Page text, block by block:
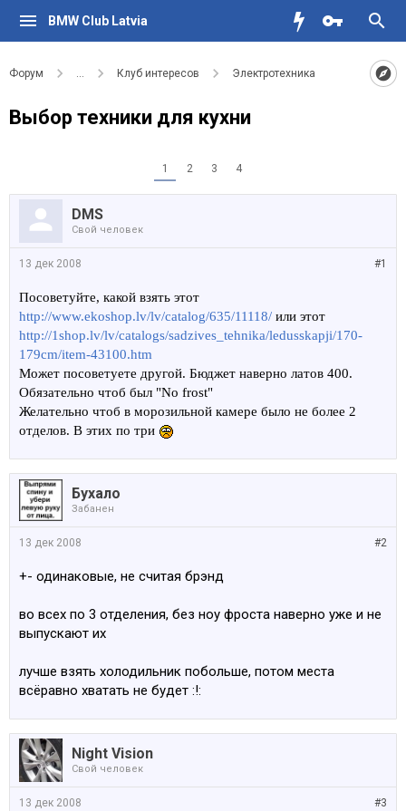
BMW Club Latvia
Форум ... Клуб интересов Электротехника
Выбор техники для кухни
1 2 3 4
DMS
Свой человек
#1
13 дек 2008
Посоветуйте, какой взять этот
http://www.ekoshop.lv/lv/catalog/635/11118/ или этот
http://1shop.lv/lv/catalogs/sadzives_tehnika/ledusskapji/170-
179cm/item-43100.htm
Может посоветуете другой. Бюджет наверно латов 400.
Обязательно чтоб был "No frost"
Желательно чтоб в морозильной камере было не более 2
отделов. В этих по три
Бухало
Забанен
#2
13 дек 2008
+- одинаковые, не считая брэнд
во всех по 3 отделения, без ноу фроста наверно уже и не
выпускают их
лучше взять холодильник побольше, потом места
всёравно хватать не будет :!:
Night Vision
Свой человек
#3
13 дек 2008